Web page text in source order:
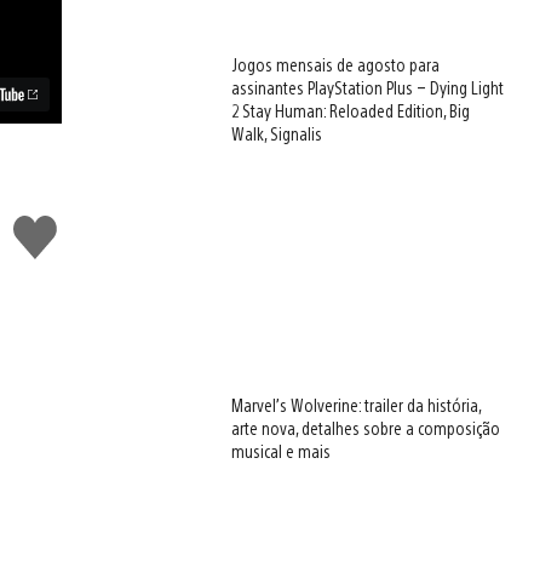
Curtir
Jogos mensais de agosto para
assinantes PlayStation Plus – Dying Light
2 Stay Human: Reloaded Edition, Big
Walk, Signalis
Marvel’s Wolverine: trailer da história,
arte nova, detalhes sobre a composição
musical e mais